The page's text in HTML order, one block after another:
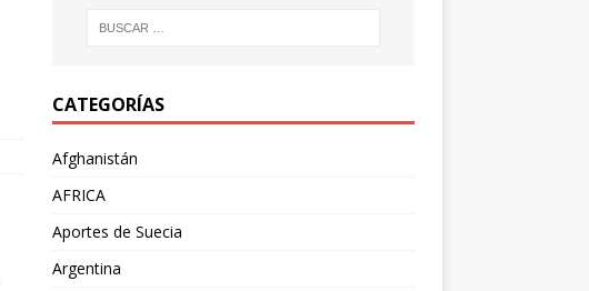
CATEGORÍAS
Afghanistán
AFRICA
Aportes de Suecia
Argentina